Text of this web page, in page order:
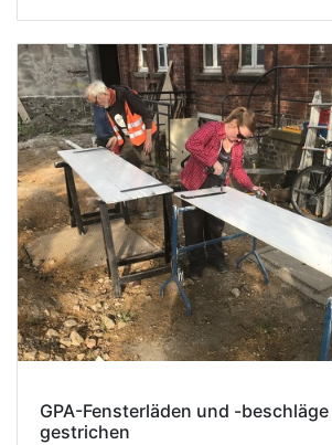
GPA-Fensterläden und -
gestrichen